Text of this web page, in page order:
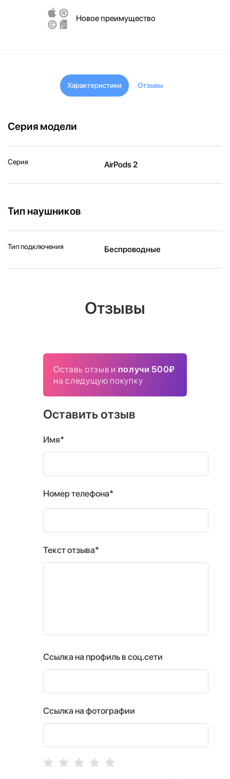
Новое преимущество
Характеристики Отзывы
Серия модели
Серия AirPods 2
Тип наушников
Тип подключения Беспроводные
Отзывы
Оставь отзыв и получи 500₽
на следущую покупку
Оставить отзыв
Имя*
Номер телефона*
Текст отзыва*
Ссылка на профиль в соц.сети
Ссылка на фотографии